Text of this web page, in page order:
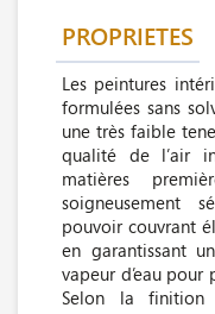
PROPRIETES
Les peintures
formulées sans
une très faible
qualité de l’air
matières
soigneusement
pouvoir couvrant
en garantissant
vapeur d’eau
Selon la finition